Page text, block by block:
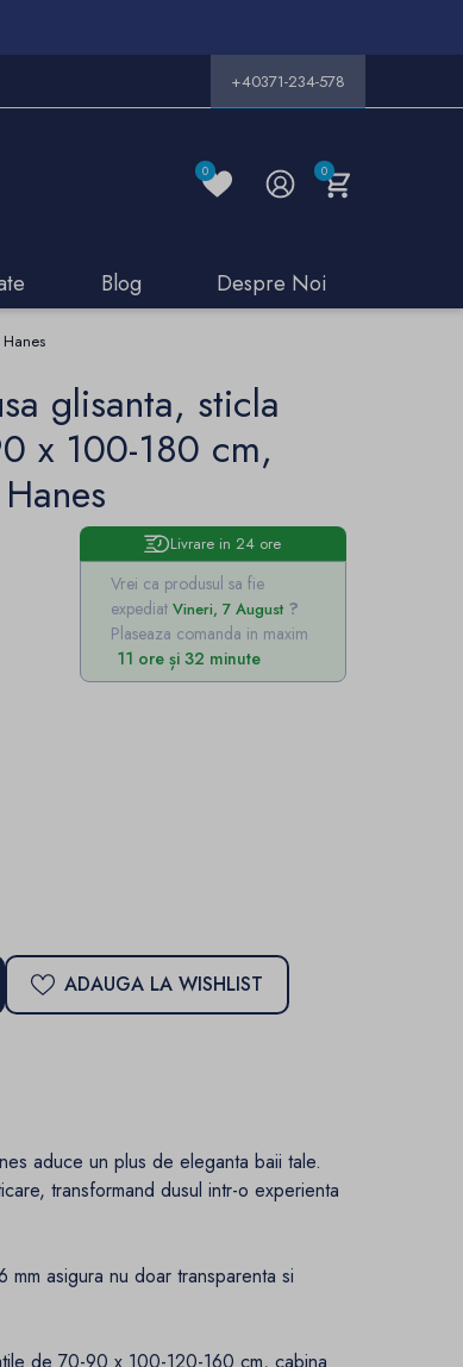
+40371-234-578
0 0
Blog Despre Noi
glisanta, sticla
x 100-180 cm,
Livrare in 24 ore
Vrei ca produsul sa fie
expediat Vineri, 7 August
Plaseaza comanda in maxim
11 ore și 32 minute
ADAUGA LA WISHLIST
aduce un plus de eleganta baii tale.
transformand dusul intr-o experienta
mm asigura nu doar transparenta si